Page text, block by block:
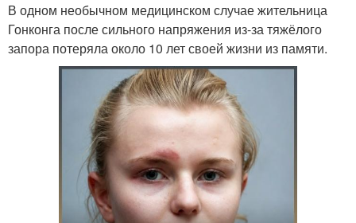
В одном необычном медицинском случае жительница
Гонконга после сильного напряжения из-за тяжёлого
запора потеряла около 10 лет своей жизни из памяти.